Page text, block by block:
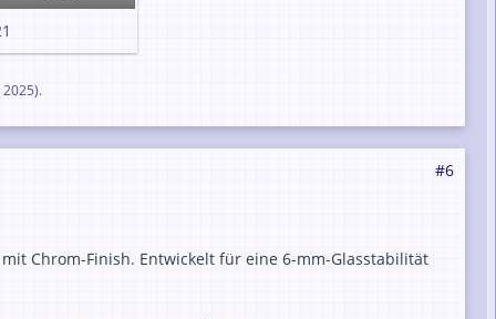
).
#6
Chrom-Finish. Entwickelt für eine 6-mm-Glasstabilität